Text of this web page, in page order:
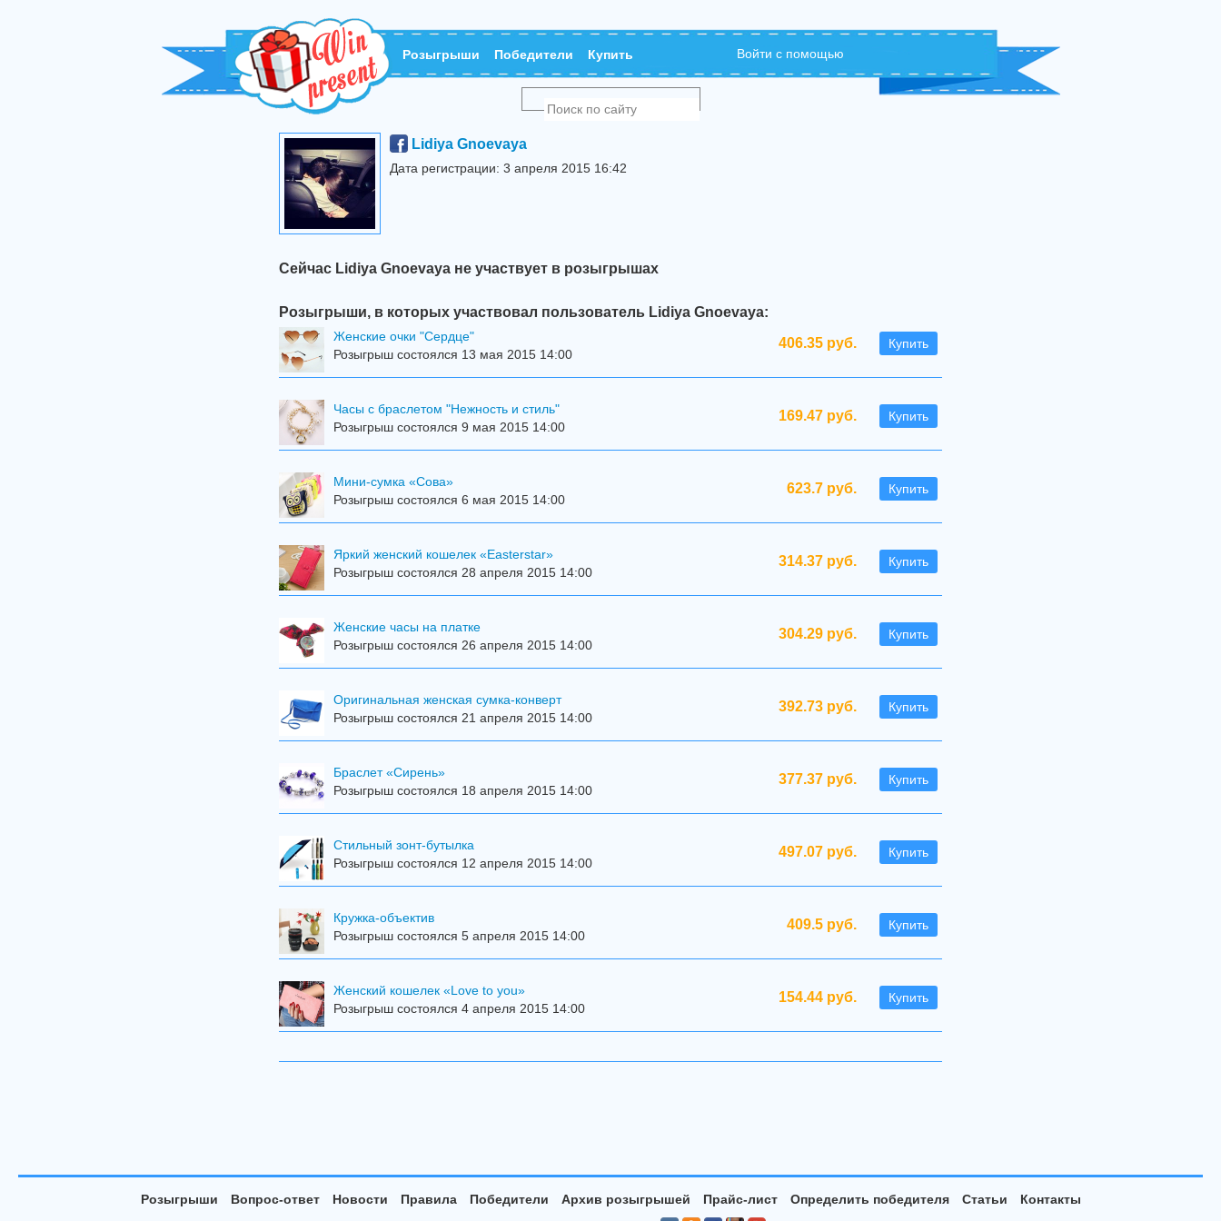
Розыгрыши Победители Купить Войти с помощью
Lidiya Gnoevaya
Дата регистрации: 3 апреля 2015 16:42
Сейчас Lidiya Gnoevaya не участвует в розыгрышах
Розыгрыши, в которых участвовал пользователь Lidiya Gnoevaya:
406.35 руб. Купить
Женские очки "Сердце"
Розыгрыш состоялся 13 мая 2015 14:00
169.47 руб. Купить
Часы с браслетом "Нежность и стиль"
Розыгрыш состоялся 9 мая 2015 14:00
623.7 руб. Купить
Мини-сумка «Сова»
Розыгрыш состоялся 6 мая 2015 14:00
314.37 руб. Купить
Яркий женский кошелек «Easterstar»
Розыгрыш состоялся 28 апреля 2015 14:00
304.29 руб. Купить
Женские часы на платке
Розыгрыш состоялся 26 апреля 2015 14:00
392.73 руб. Купить
Оригинальная женская сумка-конверт
Розыгрыш состоялся 21 апреля 2015 14:00
377.37 руб. Купить
Браслет «Сирень»
Розыгрыш состоялся 18 апреля 2015 14:00
497.07 руб. Купить
Стильный зонт-бутылка
Розыгрыш состоялся 12 апреля 2015 14:00
409.5 руб. Купить
Кружка-объектив
Розыгрыш состоялся 5 апреля 2015 14:00
154.44 руб. Купить
Женский кошелек «Love to you»
Розыгрыш состоялся 4 апреля 2015 14:00
Розыгрыши Вопрос-ответ Новости Правила Победители Архив розыгрышей Прайс-лист Определить победителя Статьи
Контакты